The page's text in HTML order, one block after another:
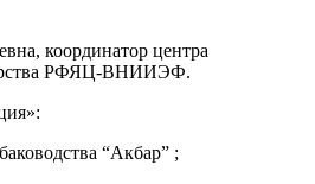
координатор центра
РФЯЦ-ВНИИЭФ.
“Акбар” ;